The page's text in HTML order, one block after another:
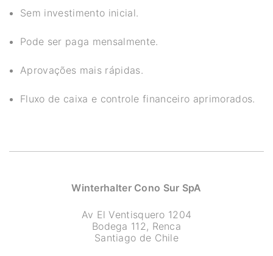
Sem investimento inicial.
Pode ser paga mensalmente.
Aprovações mais rápidas.
Fluxo de caixa e controle financeiro aprimorados.
Winterhalter Cono Sur SpA
Av El Ventisquero 1204
Bodega 112, Renca
Santiago de Chile